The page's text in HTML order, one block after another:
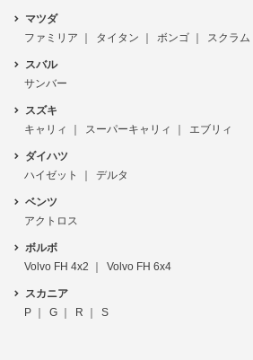
マツダ
ファミリア
タイタン ボンゴ スクラム
スバル
サンバー
スズキ
キャリィ
スーパーキャリィ エブリィ
ダイハツ
ハイゼット
デルタ
ベンツ
アクトロス
ボルボ
Volvo FH 4x2
Volvo FH 6x4
スカニア
P
G R S